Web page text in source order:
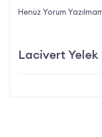
Henüz Yorum
Lacivert